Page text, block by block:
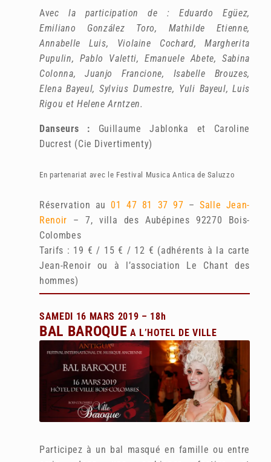
Avec la participation de : Eduardo Egüez,
Emiliano González Toro, Mathilde Etienne,
Annabelle Luis, Violaine Cochard, Margherita
Pupulin, Pablo Valetti, Emanuele Abete, Sabina
Colonna, Juanjo Francione, Isabelle Brouzes,
Elena Bayeul, Sylvius Dumestre, Yuli Bayeul, Luis
Rigou et Helene Arntzen.
Danseurs : Guillaume Jablonka et Caroline
Ducrest (Cie Divertimenty)
En partenariat avec le Festival Musica Antica de Saluzzo
Réservation au01 47 81 37 97 –Salle Jean-
Renoir – 7, villa des Aubépines 92270 Bois-
Colombes
Tarifs : 19 € / 15 € / 12 € (adhérents à la carte
Jean-Renoir ou à l’association Le Chant des
hommes)
SAMEDI 16 MARS 2019 – 18h
BAL BAROQUE A L’HOTEL DE VILLE
Participez à un bal masqué en famille ou entre